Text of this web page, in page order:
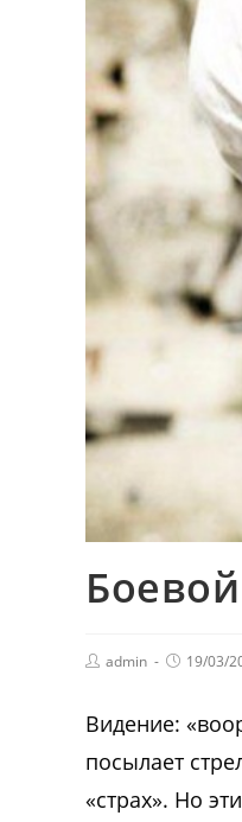
admin 19/03/
Видение:
посылает
«страх». Но